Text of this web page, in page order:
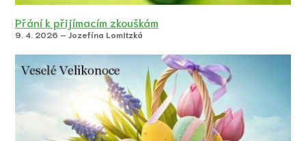
Přání k přijímacím zkouškám
9. 4. 2026 – Jozefína Lomitzká